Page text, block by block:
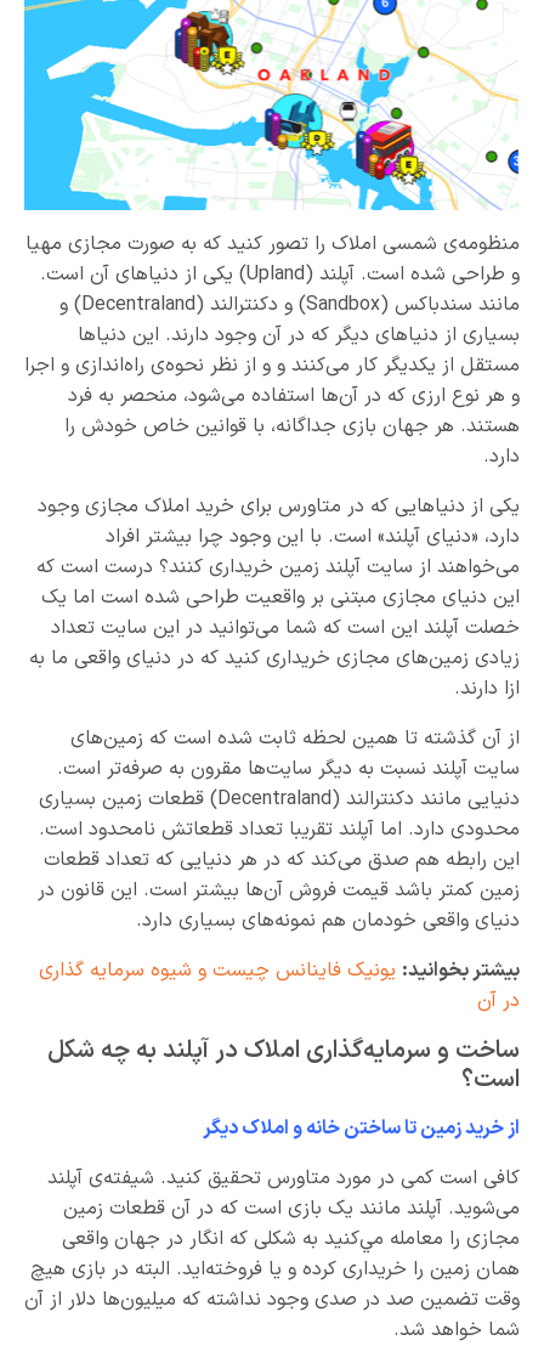
منظومه‌ی شمسی املاک را تصور کنید که به صورت مجازی مهیا
و طراحی شده است. آپلند (Upland) یکی از دنیاهای آن است.
مانند سندباکس (Sandbox) و دکنترالند (Decentraland) و
بسیاری از دنیاهای دیگر که در آن وجود دارند. این دنیاها
مستقل از یکدیگر کار می‌کنند و و از نظر نحوه‌ی راه‌اندازی و اجرا
و هر نوع ارزی که در آن‌ها استفاده می‌شود، منحصر به فرد
هستند. هر جهان بازی جداگانه، با قوانین خاص خودش را
دارد.
یکی از دنیاهایی که در متاورس برای خرید املاک مجازی وجود
دارد، «دنیای آپلند» است. با این وجود چرا بیشتر افراد
می‌خواهند از سایت آپلند زمین خریداری کنند؟ درست است که
این دنیای مجازی مبتنی بر واقعیت طراحی شده است اما یک
خصلت آپلند این است که شما می‌توانید در این سایت تعداد
زیادی زمین‌های مجازی خریداری کنید که در دنیای واقعی ما به
ازا دارند.
از آن گذشته تا همین لحظه ثابت شده است که زمین‌های
سایت آپلند نسبت به دیگر سایت‌ها مقرون به صرفه‌تر‌ است.
دنیایی مانند دکنترالند (Decentraland) قطعات زمین بسیاری
محدودی دارد. اما آپلند تقریبا تعداد قطعاتش نامحدود است.
این رابطه هم صدق می‌کند که در هر دنیایی که تعداد قطعات
زمین کمتر باشد قیمت فروش آن‌ها بیشتر است. این قانون در
دنیای واقعی خودمان هم نمونه‌های بسیاری دارد.
بیشتر بخوانید: یونیک فاینانس چیست و شیوه سرمایه گذاری
در آن
ساخت و سرمایه‌گذاری املاک در آپلند به چه شکل
است؟
از خرید زمین تا ساختن خانه و املاک دیگر
کافی است کمی در مورد متاورس تحقیق کنید. شیفته‌ی آپلند
می‌شوید. آپلند مانند یک بازی است که در آن قطعات زمین
مجازی را معامله مي‌کنید به شکلی که انگار در جهان واقعی
همان زمین را خریداری کرده و یا فروخته‌اید. البته در بازی هیچ‌
وقت تضمین صد در صدی وجود نداشته که میلیون‌ها دلار از آن
شما خواهد شد.